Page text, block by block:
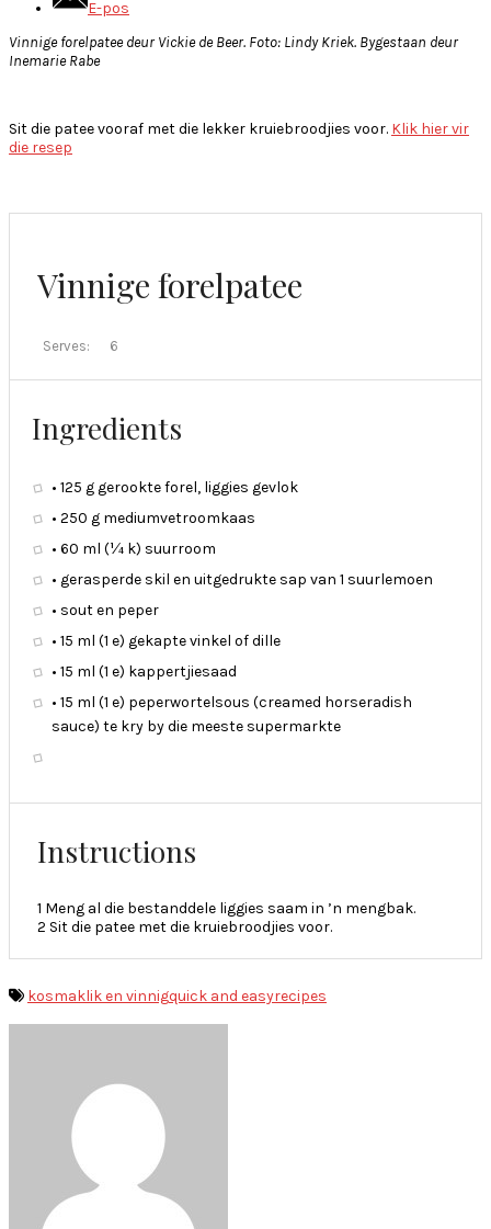
E-pos
Vinnige forelpatee deur Vickie de Beer. Foto: Lindy Kriek. Bygestaan deur
Inemarie Rabe
Sit die patee vooraf met die lekker kruiebroodjies voor. Klik hier vir
die resep
Vinnige forelpatee
Serves: 6
Ingredients
• 125 g gerookte forel, liggies gevlok
• 250 g mediumvetroomkaas
• 60 ml (¼ k) suurroom
• gerasperde skil en uitgedrukte sap van 1 suurlemoen
• sout en peper
• 15 ml (1 e) gekapte vinkel of dille
• 15 ml (1 e) kappertjiesaad
• 15 ml (1 e) peperwortelsous (creamed horseradish
sauce) te kry by die meeste supermarkte
Instructions
1 Meng al die bestanddele liggies saam in ’n mengbak.
2 Sit die patee met die kruiebroodjies voor.
kosmaklik en vinnigquick and easyrecipes